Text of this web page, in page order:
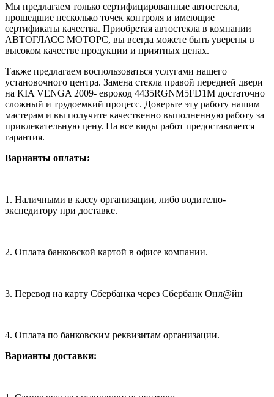
Мы предлагаем только сертифицированные автостекла,
прошедшие несколько точек контроля и имеющие
сертификаты качества. Приобретая автостекла в компании
АВТОГЛАСС МОТОРС, вы всегда можете быть уверены в
высоком качестве продукции и приятных ценах.
Также предлагаем воспользоваться услугами нашего
установочного центра. Замена стекла правой передней двери
на KIA VENGA 2009- еврокод 4435RGNM5FD1M достаточно
сложный и трудоемкий процесс. Доверьте эту работу нашим
мастерам и вы получите качественно выполненную работу за
привлекательную цену. На все виды работ предоставляется
гарантия.
Варианты оплаты:
1. Наличными в кассу организации, либо водителю-
экспедитору при доставке.
2. Оплата банковской картой в офисе компании.
3. Перевод на карту Сбербанка через Сбербанк Онл@йн
4. Оплата по банковским реквизитам организации.
Варианты доставки: